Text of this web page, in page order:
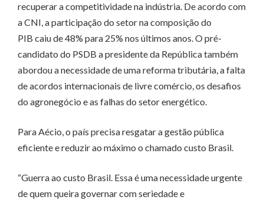
recuperar a competitividade na indústria. De acordo com
a CNI, a participação do setor na composição do
PIB caiu de 48% para 25% nos últimos anos. O pré-
candidato do PSDB a presidente da República também
abordou a necessidade de uma reforma tributária, a falta
de acordos internacionais de livre comércio, os desafios
do agronegócio e as falhas do setor energético.
Para Aécio, o país precisa resgatar a gestão pública
eficiente e reduzir ao máximo o chamado custo Brasil.
“Guerra ao custo Brasil. Essa é uma necessidade urgente
de quem queira governar com seriedade e